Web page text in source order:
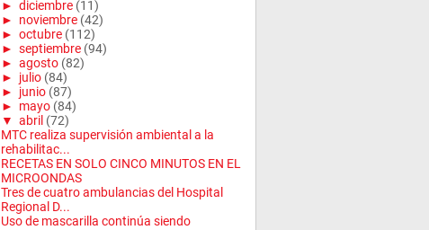
► diciembre (11)
► noviembre (42)
► octubre (112)
► septiembre (94)
► agosto (82)
► julio (84)
► junio (87)
► mayo (84)
▼ abril (72)
MTC realiza supervisión ambiental a la
rehabilitac...
RECETAS EN SOLO CINCO MINUTOS EN EL
MICROONDAS
Tres de cuatro ambulancias del Hospital
Regional D...
Uso de mascarilla continúa siendo